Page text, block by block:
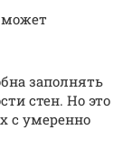
может
заполнять
стен. Но это
с умеренно